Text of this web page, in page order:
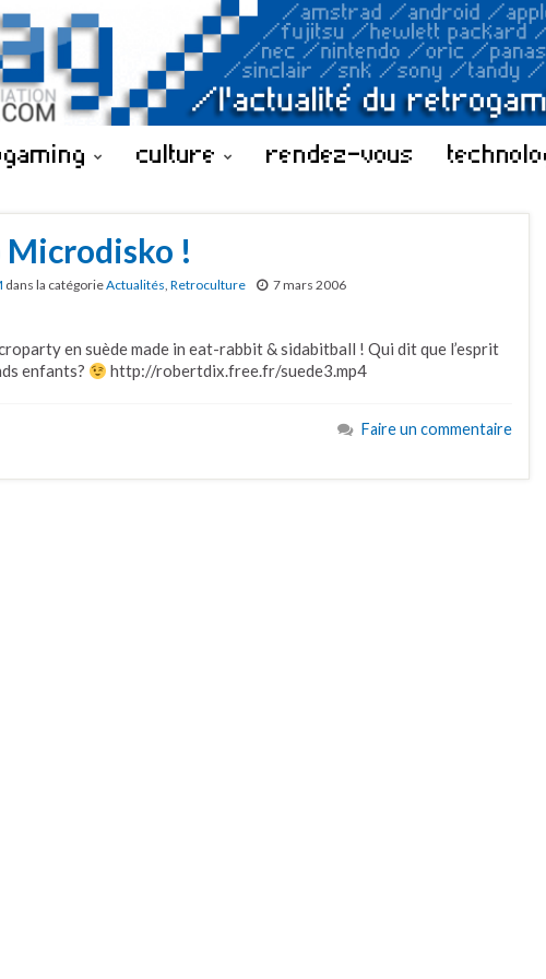
culture rendez-vous
!
dans la catégorieActualités, Retroculture 7 mars 2006
en suède made in eat-rabbit & sidabitball ! Qui dit que l’esprit
enfants?
http://robertdix.free.fr/suede3.mp4
Faire un commentaire